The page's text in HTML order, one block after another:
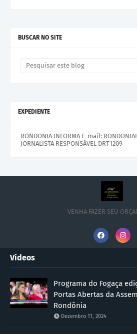
BUSCAR NO SITE
EXPEDIENTE
RONDONIA INFORMA E-mail:
JORNALISTA RESPONSÁVEL DRT1209
VENHA FAZER SEU
Vídeos
Programa do Fogaça
Portas Abertas da
Rondônia
Dezembro 11, 2024